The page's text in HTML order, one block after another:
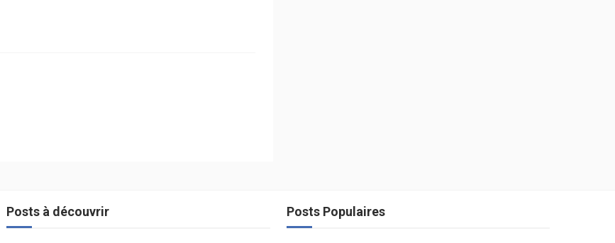
Posts à découvrir Posts Populaires